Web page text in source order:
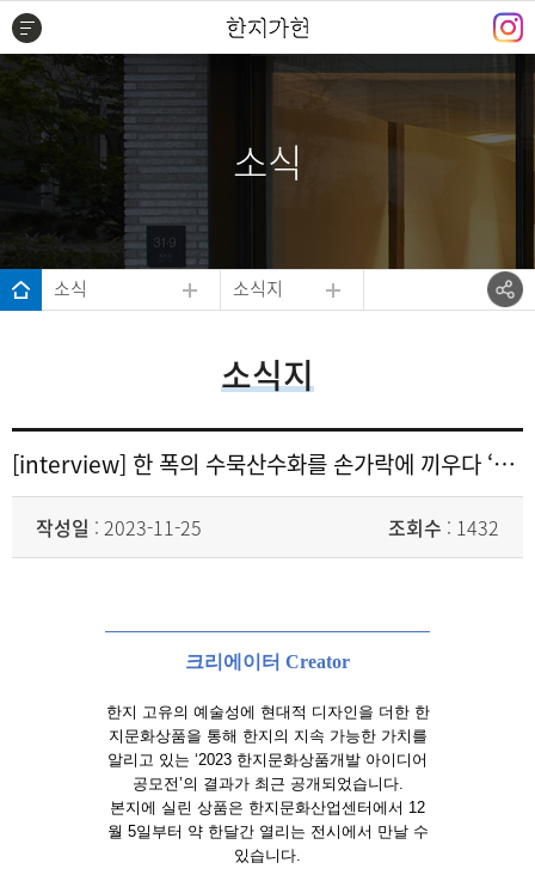
본문 바로가기
주메뉴 바로가기
하단 바로가기
소식
소식 소식지
소식지
[interview] 한 폭의 수묵산수화를 손가락에 끼우다 ‘수묵산수 반지' 악티크 정승주·황정하
작성일 : 2023-11-25 조회수 : 1432
크리에이터 Creator
한지 고유의 예술성에 현대적 디자인을 더한 한
지문화상품을 통해 한지의 지속 가능한 가치를
알리고 있는 ‘2023 한지문화상품개발 아이디어
공모전’의 결과가 최근 공개되었습니다.
본지에 실린 상품은 한지문화산업센터에서 12
월 5일부터 약 한달간 열리는 전시에서 만날 수
있습니다.